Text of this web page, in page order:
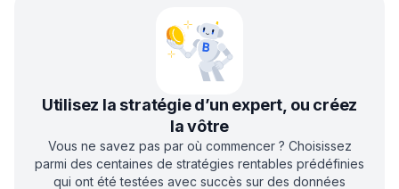
Utilisez la stratégie d’un expert, ou créez
la vôtre
Vous ne savez pas par où commencer ? Choisissez
parmi des centaines de stratégies rentables prédéfinies
qui ont été testées avec succès sur des données